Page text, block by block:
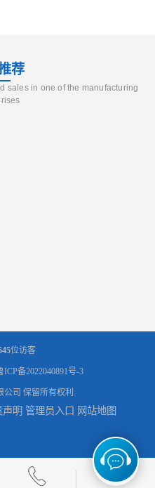
荐
sales in one of the manufacturing
位访客
ICP备2022040891号-3
公司 保留所有权利.
声明 管理员入口 网站地图